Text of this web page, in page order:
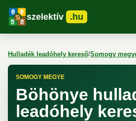
szelektív .hu
Hulladék leadóhely kereső/Somogy
SOMOGY MEGYE
Böhönye
leadóhely